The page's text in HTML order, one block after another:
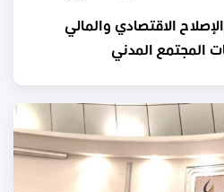
الاقتصادي والمالي
المجتمع المدني